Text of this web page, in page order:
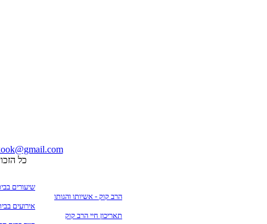
© כל
הרב קוק - אשיותו והגותו
תאריכון חיי הרב קוק
שיעורים
אירועים